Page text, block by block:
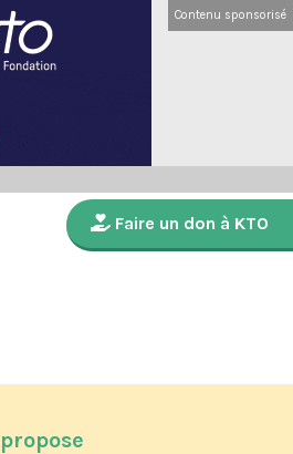
Contenu sponsorisé
Faire un don à KTO